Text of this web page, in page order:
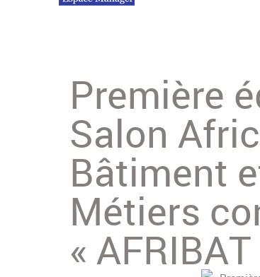
Première
Salon
Bâtiment
Métiers
« AFRIBAT